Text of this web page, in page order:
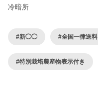
冷暗所
#新◯◯ #全国一律送料
#特別栽培農産物表示付き